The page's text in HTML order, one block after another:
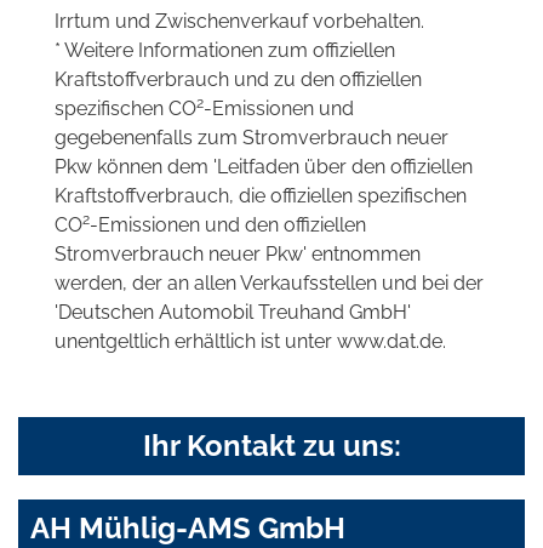
Irrtum und Zwischenverkauf vorbehalten.
* Weitere Informationen zum offiziellen
Kraftstoffverbrauch und zu den offiziellen
spezifischen CO2-Emissionen und
gegebenenfalls zum Stromverbrauch neuer
Pkw können dem 'Leitfaden über den offiziellen
Kraftstoffverbrauch, die offiziellen spezifischen
CO2-Emissionen und den offiziellen
Stromverbrauch neuer Pkw' entnommen
werden, der an allen Verkaufsstellen und bei der
'Deutschen Automobil Treuhand GmbH'
unentgeltlich erhältlich ist unter www.dat.de.
Ihr Kontakt zu uns:
AH Mühlig-AMS GmbH